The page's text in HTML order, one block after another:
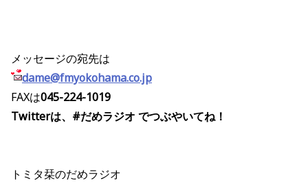
メッセージの宛先は
dame@fmyokohama.co.jp
FAXは045-224-1019
Twitterは、#だめラジオ でつぶやいてね！
トミタ栞のだめラジオ